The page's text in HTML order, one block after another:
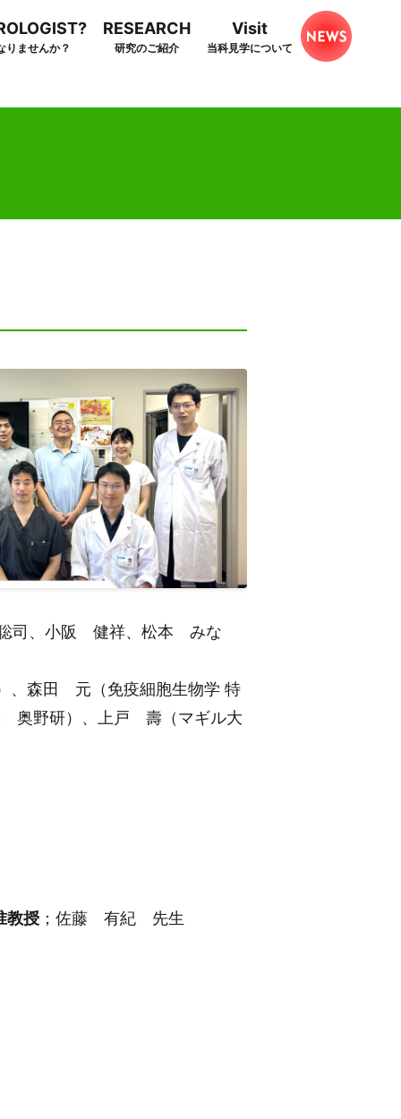
りませんか？
RESEARCH
研究のご紹介
Visit
当科見学について
司、小阪 健祥、松本 みな
、森田 元（免疫細胞生物学 特
奥野研）、上戸 壽（マギル大
教授 ；佐藤 有紀 先生